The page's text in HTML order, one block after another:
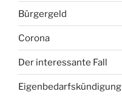
Bürgergeld
Corona
Der interessante Fall
Eigenbedarfskündigung